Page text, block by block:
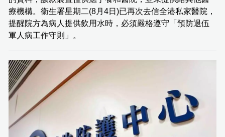
療機構。衞生署星期二(8月4日)已再次去信全港私家醫院，
提醒院方為病人提供飲用水時，必須嚴格遵守「預防退伍
軍人病工作守則」。